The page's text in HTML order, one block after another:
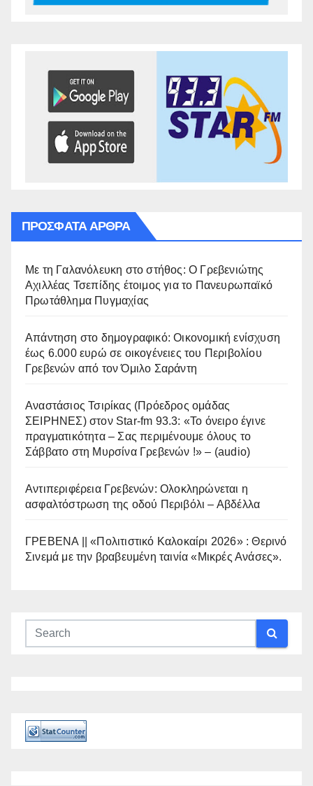
ΠΡΌΣΦΑΤΑ ΆΡΘΡΑ
Με τη Γαλανόλευκη στο στήθος: Ο Γρεβενιώτης
Αχιλλέας Τσεπίδης έτοιμος για το Πανευρωπαϊκό
Πρωτάθλημα Πυγμαχίας
Απάντηση στο δημογραφικό: Οικονομική ενίσχυση
έως 6.000 ευρώ σε οικογένειες του Περιβολίου
Γρεβενών από τον Όμιλο Σαράντη
Αναστάσιος Τσιρίκας (Πρόεδρος ομάδας
ΣΕΙΡΗΝΕΣ) στον Star-fm 93.3: «Το όνειρο έγινε
πραγματικότητα – Σας περιμένουμε όλους το
Σάββατο στη Μυρσίνα Γρεβενών !» – (audio)
Αντιπεριφέρεια Γρεβενών: Ολοκληρώνεται η
ασφαλτόστρωση της οδού Περιβόλι – Αβδέλλα
ΓΡΕΒΕΝΑ || «Πολιτιστικό Καλοκαίρι 2026» : Θερινό
Σινεμά με την βραβευμένη ταινία «Μικρές Ανάσες».